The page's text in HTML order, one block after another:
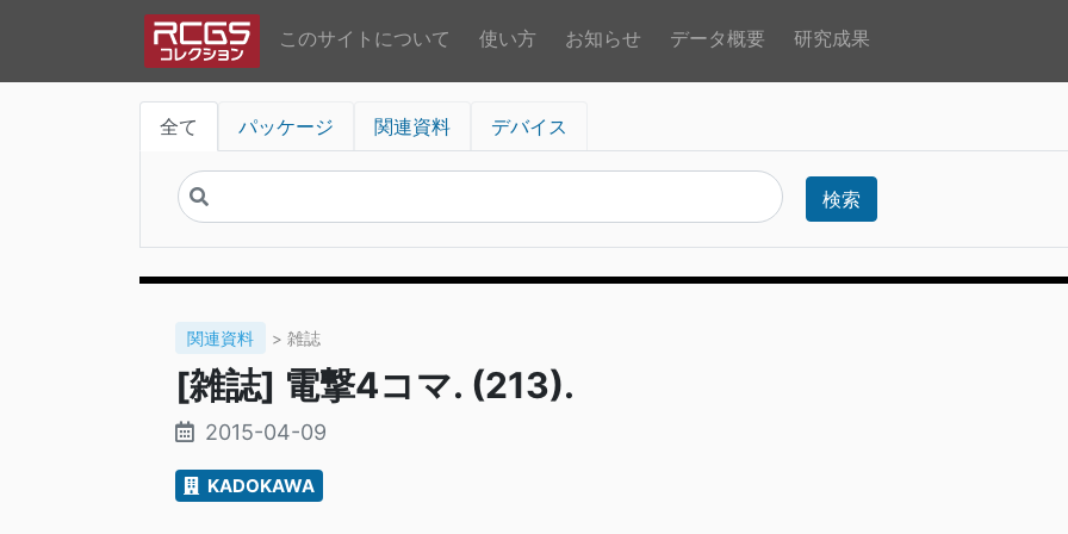
このサイトについて 使い方 お知らせ データ概要 研究成果
全て パッケージ 関連資料 デバイス
検索
関連資料 > 雑誌
[雑誌] 電撃4コマ. (213).
2015-04-09
KADOKAWA